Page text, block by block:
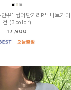
꾸] 썸머단가라R넥니트가디
건 (3color)
17,900